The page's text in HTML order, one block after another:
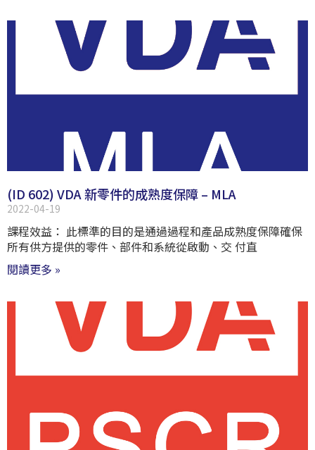
(ID 602) VDA 新零件的成熟度保障 – MLA
2022-04-19
課程效益： 此標準的目的是通過過程和產品成熟度保障確保
所有供方提供的零件、部件和系統從啟動、交 付直
閱讀更多 »